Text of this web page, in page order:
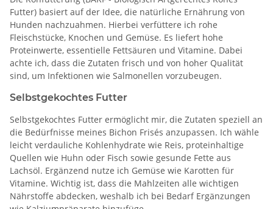
Futter) basiert auf der Idee, die natürliche Ernährung von
Hunden nachzuahmen. Hierbei verfüttere ich rohe
Fleischstücke, Knochen und Gemüse. Es liefert hohe
Proteinwerte, essentielle Fettsäuren und Vitamine. Dabei
achte ich, dass die Zutaten frisch und von hoher Qualität
sind, um Infektionen wie Salmonellen vorzubeugen.
Selbstgekochtes Futter
Selbstgekochtes Futter ermöglicht mir, die Zutaten speziell an
die Bedürfnisse meines Bichon Frisés anzupassen. Ich wähle
leicht verdauliche Kohlenhydrate wie Reis, proteinhaltige
Quellen wie Huhn oder Fisch sowie gesunde Fette aus
Lachsöl. Ergänzend nutze ich Gemüse wie Karotten für
Vitamine. Wichtig ist, dass die Mahlzeiten alle wichtigen
Nährstoffe abdecken, weshalb ich bei Bedarf Ergänzungen